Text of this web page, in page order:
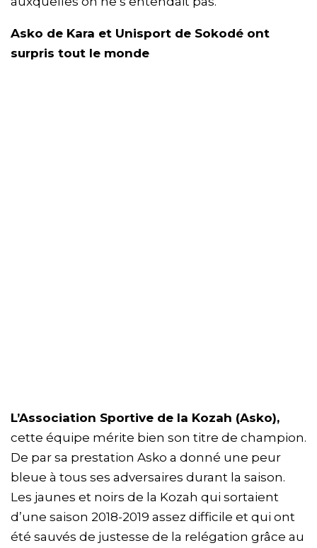
Asko de Kara et Unisport de Sokodé ont
surpris tout le monde
L’Association Sportive de la Kozah (Asko),
cette équipe mérite bien son titre de champion.
De par sa prestation Asko a donné une peur
bleue à tous ses adversaires durant la saison.
Les jaunes et noirs de la Kozah qui sortaient
d’une saison 2018-2019 assez difficile et qui ont
été sauvés de justesse de la relégation grâce au